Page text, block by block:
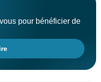
pour bénéficier de